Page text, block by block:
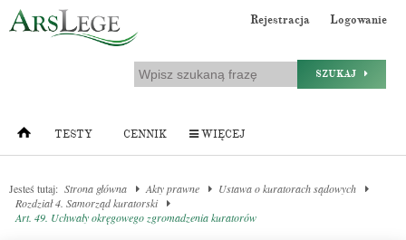
Rejestracja Logowanie
SZUKAJ
TESTY CENNIK WIĘCEJ
Jesteś tutaj: Strona główna Akty prawne
Ustawa o kuratorach sądowych
Rozdział 4. Samorząd kuratorski
Art. 49. Uchwały okręgowego zgromadzenia kuratorów